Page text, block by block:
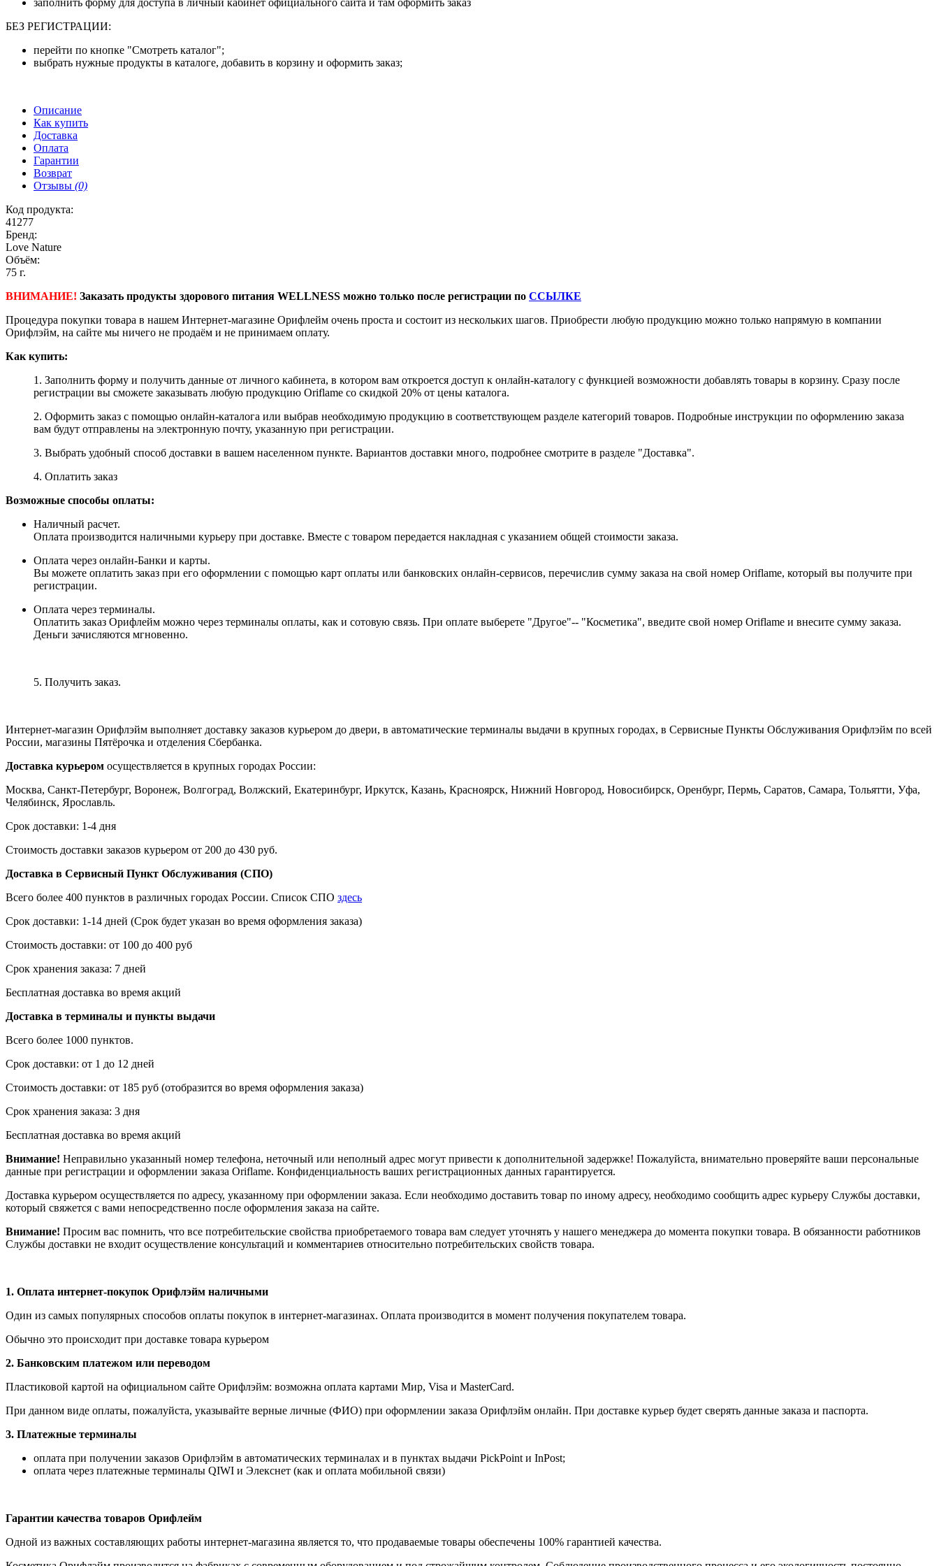
заполнить форму для доступа в личный кабинет официального сайта и там оформить заказ
БЕЗ РЕГИСТРАЦИИ:
перейти по кнопке "Смотреть каталог";
выбрать нужные продукты в каталоге, добавить в корзину и оформить заказ;
Описание
Как купить
Доставка
Оплата
Гарантии
Возврат
Отзывы (0)
Код продукта:
41277
Бренд:
Love Nature
Объём:
75 г.
ВНИМАНИЕ! Заказать продукты здорового питания WELLNESS можно только после регистрации по ССЫЛКЕ
Процедура покупки товара в нашем Интернет-магазине Орифлейм очень проста и состоит из нескольких шагов. Приобрести любую продукцию можно только напрямую в компании
Орифлэйм, на сайте мы ничего не продаём и не принимаем оплату.
Как купить:
1. Заполнить форму и получить данные от личного кабинета, в котором вам откроется доступ к онлайн-каталогу с функцией возможности добавлять товары в корзину. Сразу после
регистрации вы сможете заказывать любую продукцию Oriflame со скидкой 20% от цены каталога.
2. Оформить заказ с помощью онлайн-каталога или выбрав необходимую продукцию в соответствующем разделе категорий товаров. Подробные инструкции по оформлению заказа
вам будут отправлены на электронную почту, указанную при регистрации.
3. Выбрать удобный способ доставки в вашем населенном пункте. Вариантов доставки много, подробнее смотрите в разделе "Доставка".
4. Оплатить заказ
Возможные способы оплаты:
Наличный расчет.
Оплата производится наличными курьеру при доставке. Вместе с товаром передается накладная с указанием общей стоимости заказа.
Оплата через онлайн-Банки и карты.
Вы можете оплатить заказ при его оформлении с помощью карт оплаты или банковских онлайн-сервисов, перечислив сумму заказа на свой номер Oriflame, который вы получите при
регистрации.
Оплата через терминалы.
Оплатить заказ Орифлейм можно через терминалы оплаты, как и сотовую связь. При оплате выберете "Другое"-- "Косметика", введите свой номер Oriflame и внесите сумму заказа.
Деньги зачисляются мгновенно.
5. Получить заказ.
Интернет-магазин Орифлэйм выполняет доставку заказов курьером до двери, в автоматические терминалы выдачи в крупных городах, в Сервисные Пункты Обслуживания Орифлэйм по всей
России, магазины Пятёрочка и отделения Сбербанка.
Доставка курьером осуществляется в крупных городах России:
Москва, Санкт-Петербург, Воронеж, Волгоград, Волжский, Екатеринбург, Иркутск, Казань, Красноярск, Нижний Новгород, Новосибирск, Оренбург, Пермь, Саратов, Самара, Тольятти, Уфа,
Челябинск, Ярославль.
Срок доставки: 1-4 дня
Стоимость доставки заказов курьером от 200 до 430 руб.
Доставка в Сервисный Пункт Обслуживания (СПО)
Всего более 400 пунктов в различных городах России. Список СПО здесь
Срок доставки: 1-14 дней (Срок будет указан во время оформления заказа)
Стоимость доставки: от 100 до 400 руб
Срок хранения заказа: 7 дней
Бесплатная доставка во время акций
Доставка в терминалы и пункты выдачи
Всего более 1000 пунктов.
Срок доставки: от 1 до 12 дней
Стоимость доставки: от 185 руб (отобразится во время оформления заказа)
Срок хранения заказа: 3 дня
Бесплатная доставка во время акций
Внимание! Неправильно указанный номер телефона, неточный или неполный адрес могут привести к дополнительной задержке! Пожалуйста, внимательно проверяйте ваши персональные
данные при регистрации и оформлении заказа Oriflame. Конфиденциальность ваших регистрационных данных гарантируется.
Доставка курьером осуществляется по адресу, указанному при оформлении заказа. Если необходимо доставить товар по иному адресу, необходимо сообщить адрес курьеру Службы доставки,
который свяжется с вами непосредственно после оформления заказа на сайте.
Внимание! Просим вас помнить, что все потребительские свойства приобретаемого товара вам следует уточнять у нашего менеджера до момента покупки товара. В обязанности работников
Службы доставки не входит осуществление консультаций и комментариев относительно потребительских свойств товара.
1. Оплата интернет-покупок Орифлэйм наличными
Один из самых популярных способов оплаты покупок в интернет-магазинах. Оплата производится в момент получения покупателем товара.
Обычно это происходит при доставке товара курьером
2. Банковским платежом или переводом
Пластиковой картой на официальном сайте Орифлэйм: возможна оплата картами Мир, Visa и MasterCard.
При данном виде оплаты, пожалуйста, указывайте верные личные (ФИО) при оформлении заказа Орифлэйм онлайн. При доставке курьер будет сверять данные заказа и паспорта.
3. Платежные терминалы
оплата при получении заказов Орифлэйм в автоматических терминалах и в пунктах выдачи PickPoint и InPost;
оплата через платежные терминалы QIWI и Элекснет (как и оплата мобильной связи)
Гарантии качества товаров Орифлейм
Одной из важных составляющих работы интернет-магазина является то, что продаваемые товары обеспечены 100% гарантией качества.